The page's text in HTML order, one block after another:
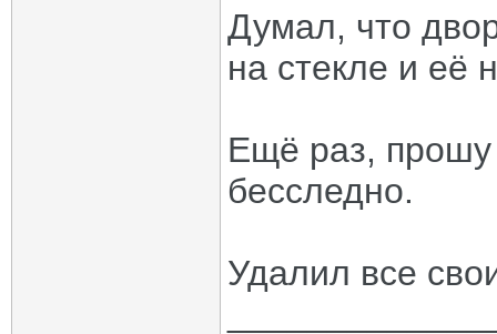
Думал, что
на стекле и её
Ещё раз,
бесследно.
Удалил все